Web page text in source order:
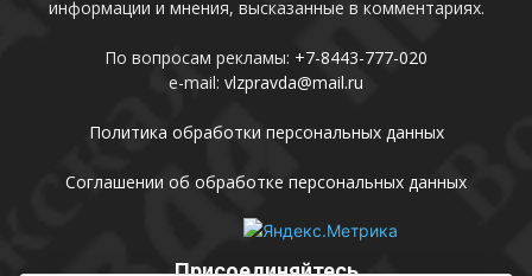
информации и мнения, высказанные в комментариях.
По вопросам рекламы: +7-8443-777-020
e-mail: vlzpravda@mail.ru
Политика обработки персональных данных
Соглашении об обработке персональных данных
Присоединяйтесь